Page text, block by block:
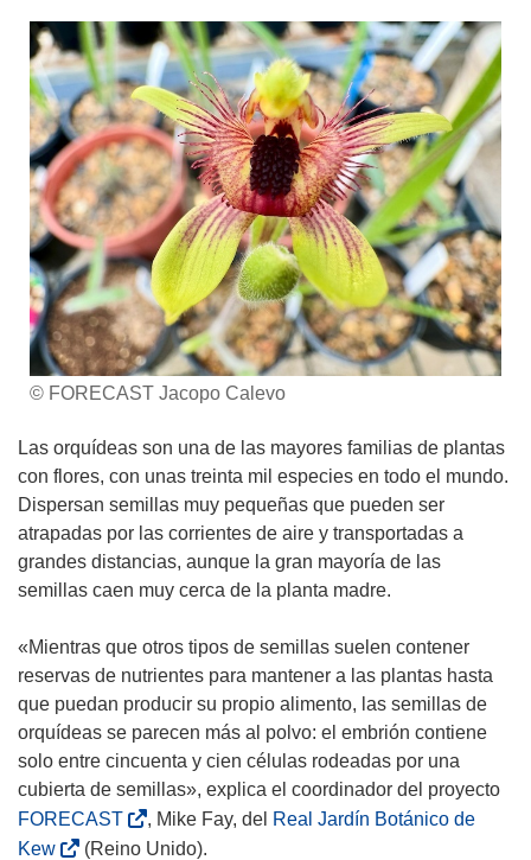
© FORECAST Jacopo Calevo
Las orquídeas son una de las mayores familias de plantas
con flores, con unas treinta mil especies en todo el mundo.
Dispersan semillas muy pequeñas que pueden ser
atrapadas por las corrientes de aire y transportadas a
grandes distancias, aunque la gran mayoría de las
semillas caen muy cerca de la planta madre.
«Mientras que otros tipos de semillas suelen contener
reservas de nutrientes para mantener a las plantas hasta
que puedan producir su propio alimento, las semillas de
orquídeas se parecen más al polvo: el embrión contiene
solo entre cincuenta y cien células rodeadas por una
cubierta de semillas», explica el coordinador del proyecto
FORECAST(
s
, Mike Fay, del Real Jardín Botánico de
Kew(
(Reino Unido).